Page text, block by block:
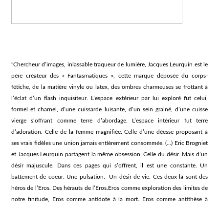
"Chercheur d’images, inlassable traqueur de lumière, Jacques Leurquin est le
père créateur des « Fantasmatiques », cette marque déposée du corps-
fétiche, de la matière vinyle ou latex, des ombres charmeuses se frottant à
l’éclat d’un flash inquisiteur. L’espace extérieur par lui exploré fut celui,
formel et charnel, d’une cuissarde luisante, d’un sein grainé, d’une cuisse
vierge s’offrant comme terre d’abordage. L’espace intérieur fut terre
d’adoration. Celle de la femme magnifiée. Celle d’une déesse proposant à
ses vrais fidèles une union jamais entièrement consommée. (...) Eric Brogniet
et Jacques Leurquin partagent la même obsession. Celle du désir. Mais d’un
désir majuscule. Dans ces pages qui s’offrent, il est une constante. Un
battement de coeur. Une pulsation. Un désir de vie. Ces deux-là sont des
héros de l’Eros. Des hérauts de l’Eros.Eros comme exploration des limites de
notre finitude, Eros comme antidote à la mort. Eros comme antithèse à